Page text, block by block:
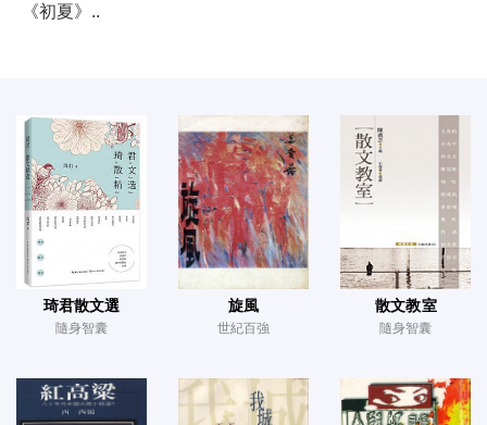
《初夏》..
琦君散文選
隨身智囊
旋風
世紀百強
散文教室
隨身智囊